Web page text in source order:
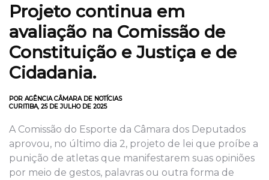
Projeto continua em
avaliação na Comissão de
Constituição e Justiça e de
Cidadania.
POR AGÊNCIA CÂMARA DE NOTÍCIAS
CURITIBA, 25 DE JULHO DE 2025
A Comissão do Esporte da Câmara dos Deputados
aprovou, no último dia 2, projeto de lei que proíbe a
punição de atletas que manifestarem suas opiniões
por meio de gestos, palavras ou outra forma de